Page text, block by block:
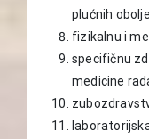
plućnih
fizikalnu i
specifičnu
medicine